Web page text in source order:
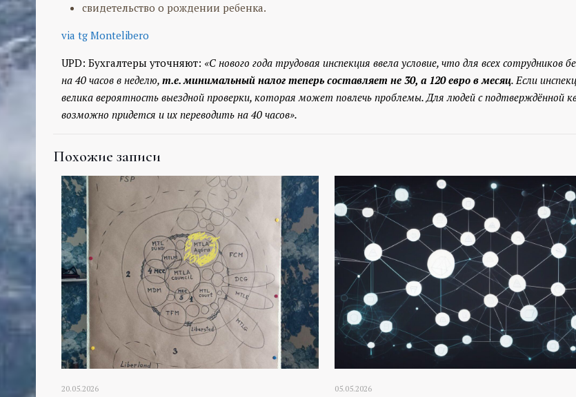
свидетельство о рождении ребенка.
via tg Montelibero
UPD: Бухгалтеры уточняют: «С нового года трудовая инспекция ввела условие, что для всех
на 40 часов в неделю, т.е. минимальный налог теперь составляет не 30, а 120 евро в месяц. Если
велика вероятность выездной проверки, которая может повлечь проблемы. Для людей с подтверждённой
возможно придется и их переводить на 40 часов».
Похожие записи
20.05.2026 05.05.2026